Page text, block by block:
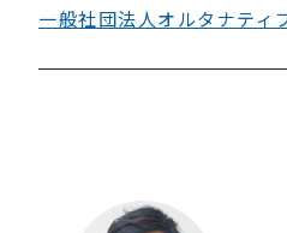
一般社団法人オルタナティ